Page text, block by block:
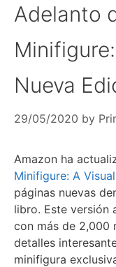
Adelanto
Nueva
29/05/2020 by
Amazon ha
Minifigure: A
páginas nuevas
libro. Este versión
con más de 2,000
detalles
minifigura